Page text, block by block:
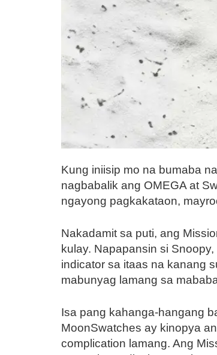
Kung iniisip mo na bumaba
nagbabalik ang OMEGA at
ngayong pagkakataon,
Nakadamit sa puti, ang
kulay. Napapansin si
indicator sa itaas na kanang
mabunyag lamang sa
Isa pang kahanga-hangang
MoonSwatches ay kinopya
complication lamang. Ang